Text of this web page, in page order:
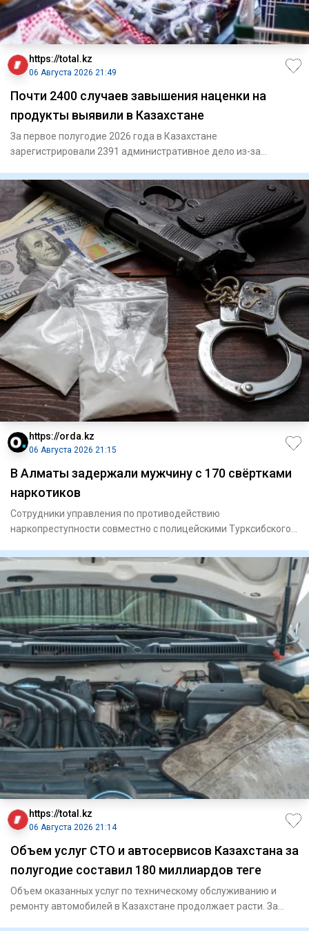
https://total.kz
06 Августа 2026 21:49
Почти 2400 случаев завышения наценки на
продукты выявили в Казахстане
За первое полугодие 2026 года в Казахстане
зарегистрировали 2391 административное дело из-за
https://orda.kz
06 Августа 2026 21:15
В Алматы задержали мужчину с 170 свёртками
наркотиков
Сотрудники управления по противодействию
наркопреступности совместно с полицейскими Турксибского
https://total.kz
06 Августа 2026 21:14
Объем услуг СТО и автосервисов Казахстана за
полугодие составил 180 миллиардов теңге
Объем оказанных услуг по техническому обслуживанию и
ремонту автомобилей в Казахстане продолжает расти. За